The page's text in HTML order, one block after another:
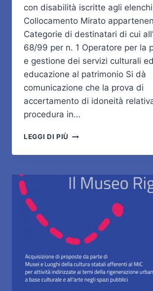
con disabilità iscritte agli
Collocamento Mirato
Categorie di destinatari di cui
68/99 per n. 1 Operatore per la
e gestione dei servizi culturali ed
educazione al patrimonio Si dà
comunicazione che la prova di
accertamento di idoneità
procedura in…
LEGGI DI PIÙ AVVISO
PROVA
ACCERTAMENTO